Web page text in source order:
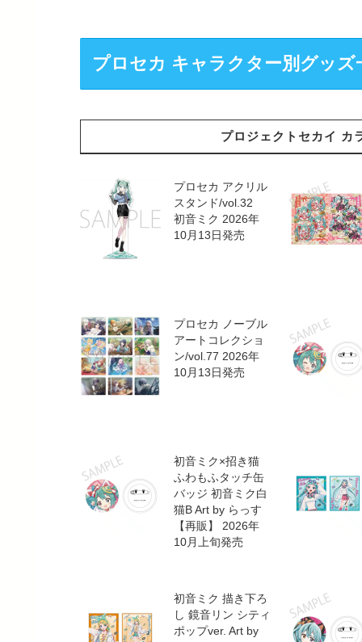
プロセカ キャラクター別グッズ
プロジェクトセカイ カ
プロセカ アクリル
スタンド/vol.32
初音ミク 2026年
10月13日発売
プロセカ ノーブル
アートコレクショ
ン/vol.77 2026年
10月13日発売
初音ミク×招き猫
ふわもふタッチ缶
バッジ 初音ミク白
猫B Art by らっす
【再販】 2026年
10月上旬発売
初音ミク 描き下ろ
し 鏡音リン シティ
ポップver. Art by